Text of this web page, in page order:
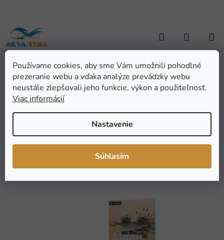
Používame cookies, aby sme Vám umožnili pohodlné
prezeranie webu a vďaka analýze prevádzky webu
neustále zlepšovali jeho funkcie, výkon a použiteľnosť.
Viac informácií
Nastavenie
Súhlasím
obsah
Hľadať
KOŠÍK
Domov / ZÁHRADNÁ JAZIERKA / Úprava a testovanie vody / Proti
riasam / LAWANA Algen Stopp, 1 kg
LAWANA Algen Stopp, 1
kg
hodnotenie
0,0
Podrobnosti hodnotenia
Značka:Lawana